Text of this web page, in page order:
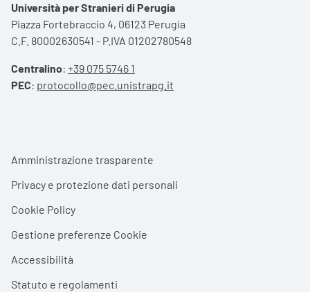
Università per Stranieri di Perugia
Piazza Fortebraccio 4, 06123 Perugia
C.F. 80002630541 - P.IVA 01202780548
Centralino: +39 075 5746 1
PEC: protocollo@pec.unistrapg.it
Footer menu
Amministrazione trasparente
Privacy e protezione dati personali
Cookie Policy
Gestione preferenze Cookie
Accessibilità
Statuto e regolamenti